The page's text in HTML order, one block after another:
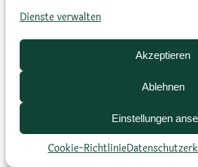
Dienste verwalten
Akzeptieren
Ablehnen
Einstellungen
Cookie-Richtlinie
GlossarDatenschutz­erklärung
Cookie-Richtlinie (EU)